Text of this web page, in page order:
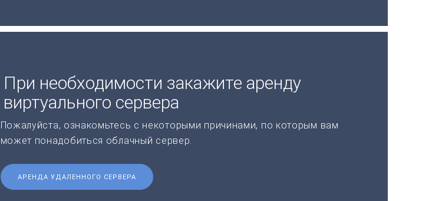
При необходимости закажите аренду
виртуального сервера
Пожалуйста, ознакомьтесь с некоторыми причинами, по которым вам
может понадобиться облачный сервер.
АРЕНДА УДАЛЕННОГО СЕРВЕРА